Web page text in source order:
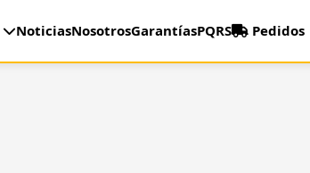
NoticiasNosotrosGarantíasPQRS Pedidos